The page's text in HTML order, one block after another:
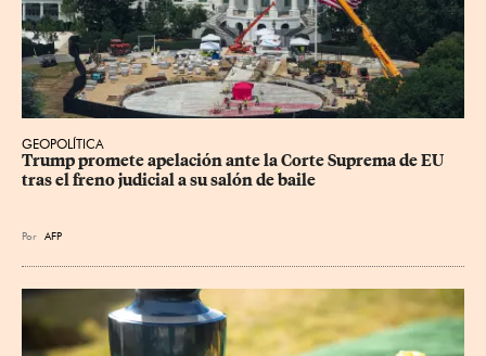
GEOPOLÍTICA
Trump promete apelación ante la Corte Suprema de EU
tras el freno judicial a su salón de baile
Por AFP